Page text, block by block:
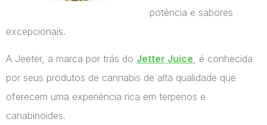
potência e sabores
excepcionais.
A Jeeter, a marca por trás do Jetter Juice, é conhecida
por seus produtos de cannabis de alta qualidade que
oferecem uma experiência rica em terpenos e
canabinoides.